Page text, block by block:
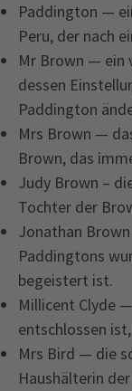
Paddington —
Peru, der nach
Mr Brown — ein
dessen
Paddington
Mrs Brown —
Brown, das
Judy Brown –
Tochter der
Jonathan
Paddingtons
begeistert ist.
Millicent Clyde
entschlossen
Mrs Bird — die
Haushälterin